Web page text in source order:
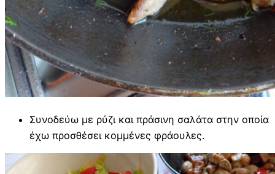
Συνοδεύω με ρύζι και πράσινη σαλάτα στην οποία
έχω προσθέσει κομμένες φράουλες.